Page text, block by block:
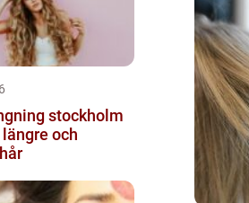
stockholm
och